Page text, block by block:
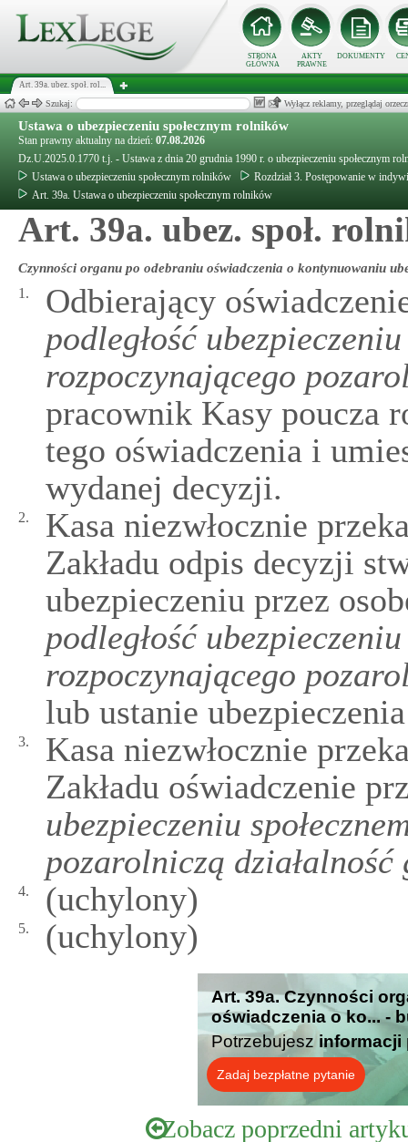
STRONA
GŁÓWNA
AKTY
PRAWNE
DOKUMENTY
Art. 39a. ubez. społ. rol...
Szukaj: Wyłącz reklamy, przeglądaj
Ustawa o ubezpieczeniu społecznym rolników
Stan prawny aktualny na dzień: 07.08.2026
Dz.U.2025.0.1770 t.j. - Ustawa z dnia 20 grudnia 1990 r. o ubezpieczeniu społecznym
Ustawa o ubezpieczeniu społecznym rolników
Rozdział 3. Postępowanie w
Art. 39a. Ustawa o ubezpieczeniu społecznym rolników
Art. 39a. ubez. społ.
Czynności organu po odebraniu oświadczenia o kontynuowaniu
1.
Odbierający
podległość
rozpoczynającego
pracownik Kasy poucza
tego oświadczenia i
wydanej decyzji.
2.
Kasa niezwłocznie
Zakładu odpis decyzji
ubezpieczeniu przez
podległość
rozpoczynającego
lub ustanie
3.
Kasa niezwłocznie
Zakładu oświadczenie
ubezpieczeniu
pozarolniczą działalność
4. (uchylony)
5. (uchylony)
Art. 39a. Czynności
oświadczenia o ko... -
Potrzebujesz informacji
Zadaj bezpłatne pytanie
Zobacz poprzedni